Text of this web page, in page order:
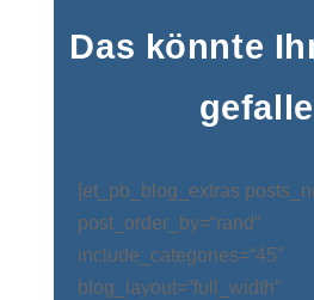
Das könnte
[et_pb_blog_extras
post_order_by=“rand“
include_categories=“45″
blog_layout=“full_width“